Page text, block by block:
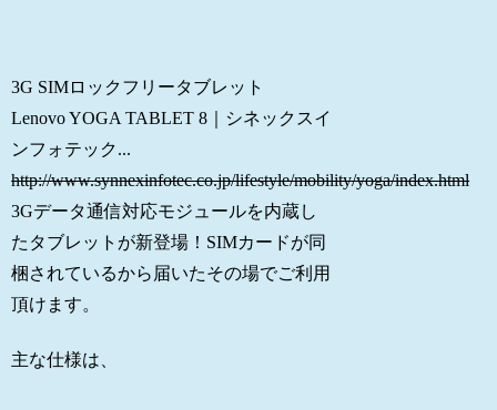
3G SIMロックフリータブレット
Lenovo YOGA TABLET 8｜シネックスイ
ンフォテック...
http://www.synnexinfotec.co.jp/lifestyle/mobility/yoga/index.html
3Gデータ通信対応モジュールを内蔵し
たタブレットが新登場！SIMカードが同
梱されているから届いたその場でご利用
頂けます。
主な仕様は、